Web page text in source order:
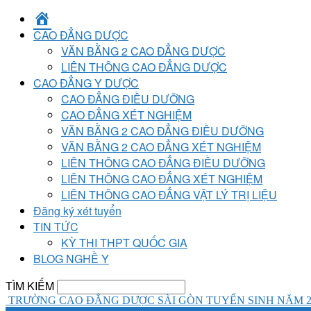
CHỦ
CAO ĐẲNG DƯỢC
VĂN BẰNG 2 CAO ĐẲNG DƯỢC
LIÊN THÔNG CAO ĐẲNG DƯỢC
CAO ĐẲNG Y DƯỢC
CAO ĐẲNG ĐIỀU DƯỠNG
CAO ĐẲNG XÉT NGHIỆM
VĂN BẰNG 2 CAO ĐẲNG ĐIỀU DƯỠNG
VĂN BẰNG 2 CAO ĐẲNG XÉT NGHIỆM
LIÊN THÔNG CAO ĐẲNG ĐIỀU DƯỠNG
LIÊN THÔNG CAO ĐẲNG XÉT NGHIỆM
LIÊN THÔNG CAO ĐẲNG VẬT LÝ TRỊ LIỆU
Đăng ký xét tuyển
TIN TỨC
KỲ THI THPT QUỐC GIA
BLOG NGHỀ Y
TÌM KIẾM
TRƯỜNG CAO ĐẲNG DƯỢC SÀI GÒN TUYỂN SINH NĂM